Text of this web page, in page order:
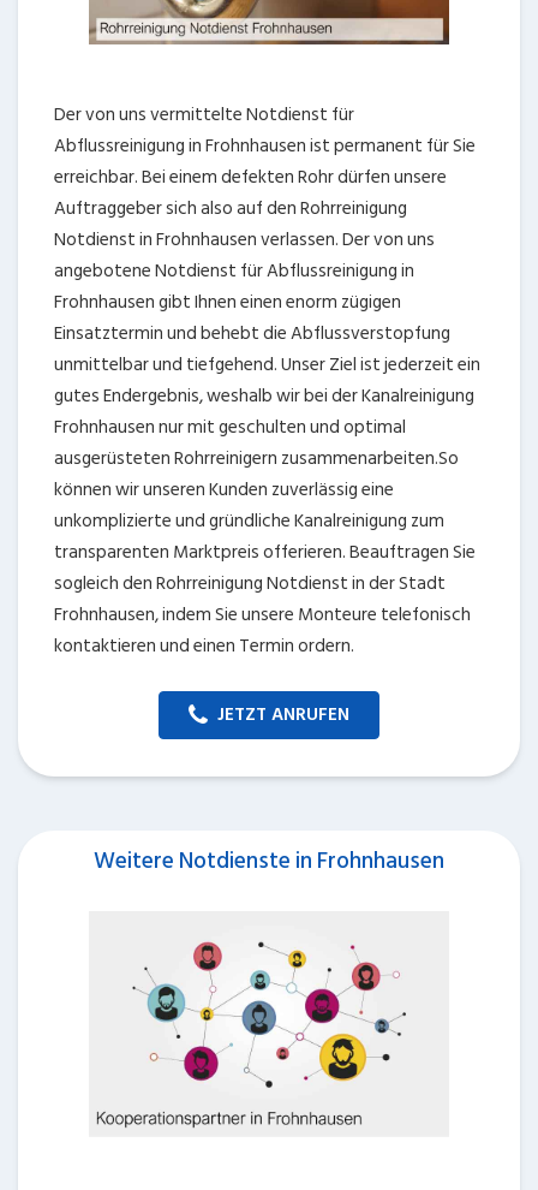
Der von uns vermittelte Notdienst für
Abflussreinigung in Frohnhausen ist permanent für Sie
erreichbar. Bei einem defekten Rohr dürfen unsere
Auftraggeber sich also auf den Rohrreinigung
Notdienst in Frohnhausen verlassen. Der von uns
angebotene Notdienst für Abflussreinigung in
Frohnhausen gibt Ihnen einen enorm zügigen
Einsatztermin und behebt die Abflussverstopfung
unmittelbar und tiefgehend. Unser Ziel ist jederzeit ein
gutes Endergebnis, weshalb wir bei der Kanalreinigung
Frohnhausen nur mit geschulten und optimal
ausgerüsteten Rohrreinigern zusammenarbeiten.So
können wir unseren Kunden zuverlässig eine
unkomplizierte und gründliche Kanalreinigung zum
transparenten Marktpreis offerieren. Beauftragen Sie
sogleich den Rohrreinigung Notdienst in der Stadt
Frohnhausen, indem Sie unsere Monteure telefonisch
kontaktieren und einen Termin ordern.
JETZT ANRUFEN
Weitere Notdienste in Frohnhausen